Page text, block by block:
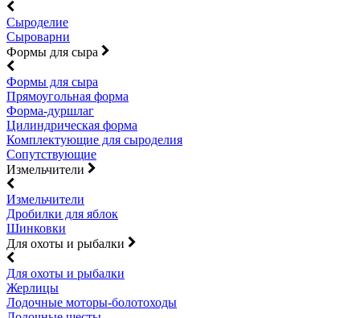
Сыроделие
Сыроварни
Формы для сыра
Формы для сыра
Прямоугольная форма
Форма-дуршлаг
Цилиндрическая форма
Комплектующие для сыроделия
Сопутствующие
Измельчители
Измельчители
Дробилки для яблок
Шинковки
Для охоты и рыбалки
Для охоты и рыбалки
Жерлицы
Лодочные моторы-болотоходы